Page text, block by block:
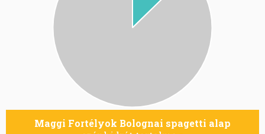
Maggi Fortélyok Bolognai spagetti alap